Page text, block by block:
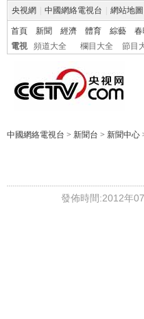
央視網 中國網絡電視台 網站地圖
首頁 新聞 經濟 體育 綜藝
電視
頻道大全 欄目大全 節目
中國網絡電視台 > 新聞台 > 新聞中心
發佈時間:2012年